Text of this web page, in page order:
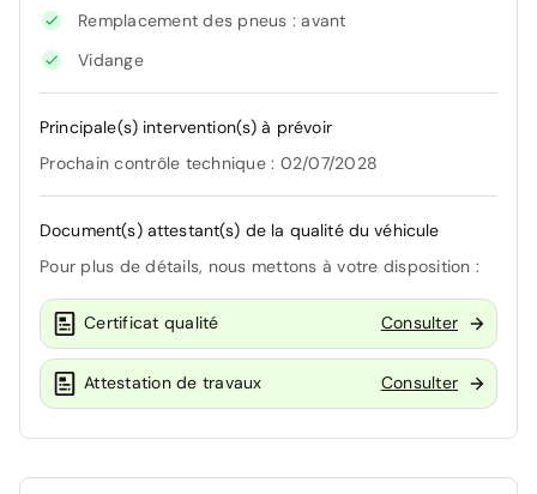
Remplacement des pneus : avant
Vidange
Principale(s) intervention(s) à prévoir
Prochain contrôle technique : 02/07/2028
Document(s) attestant(s) de la qualité du véhicule
Pour plus de détails, nous mettons à votre disposition :
Certificat qualité Consulter
Attestation de travaux Consulter